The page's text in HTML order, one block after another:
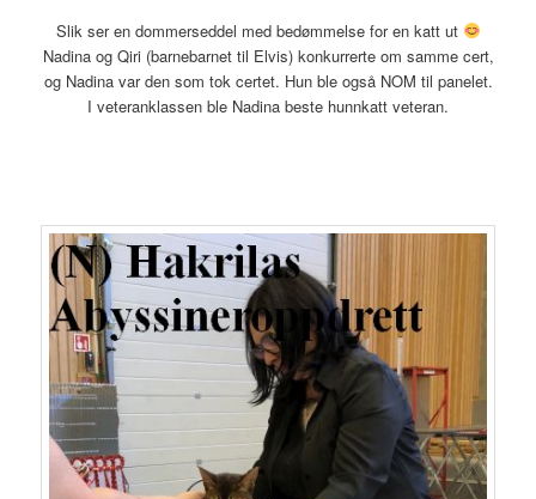
Slik ser en dommerseddel med bedømmelse for en katt ut
Nadina og Qiri (barnebarnet til Elvis) konkurrerte om samme cert,
og Nadina var den som tok certet. Hun ble også NOM til panelet.
I veteranklassen ble Nadina beste hunnkatt veteran.